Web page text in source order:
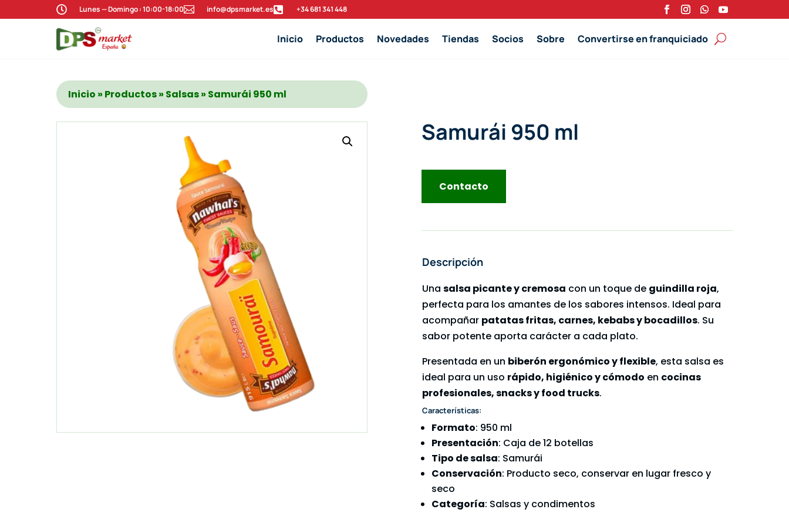
 Lunes — Domingo : 10:00-18:00 info@dpsmarket.es ‭+34 681 341 448‬
Inicio Productos Novedades Tiendas Socios Sobre Convertirse en franquiciado
Inicio » Productos» Salsas» Samurái 950 ml
Samurái 950 ml
Contacto
Descripción
Unasalsa picante y cremosa con un toque de guindilla roja,
perfecta para los amantes de los sabores intensos. Ideal para
acompañar patatas fritas, carnes, kebabs y bocadillos. Su
sabor potente aporta carácter a cada plato.
Presentada en un biberón ergonómico y flexible, esta salsa es
ideal para un uso rápido, higiénico y cómodo en cocinas
profesionales, snacks y food trucks.
Características:
Formato: 950 ml
Presentación: Caja de 12 botellas
Tipo de salsa: Samurái
Conservación: Producto seco, conservar en lugar fresco y
seco
Categoría: Salsas y condimentos